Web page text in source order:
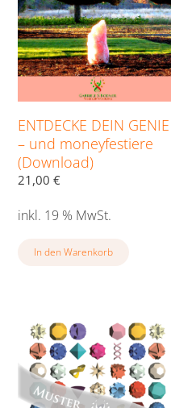
ENTDECKE DEIN GENIE
– und moneyfestiere
(Download)
21,00 €
inkl. 19 % MwSt.
In den Warenkorb